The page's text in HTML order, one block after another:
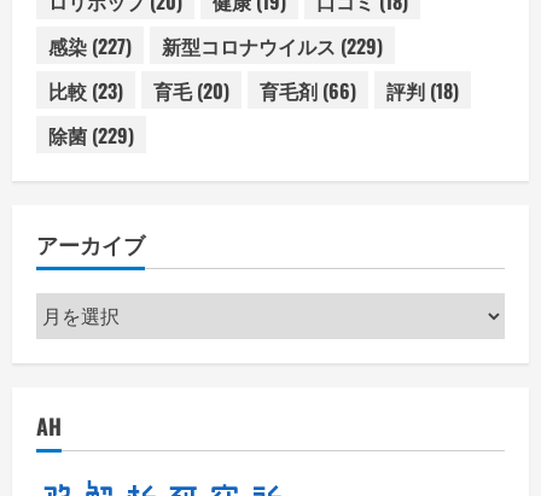
感染 (227) 新型コロナウイルス (229)
比較 (23) 育毛(20) 育毛剤 (66) 評判 (18)
除菌 (229)
アーカイブ
ア
ー
ブ
AH